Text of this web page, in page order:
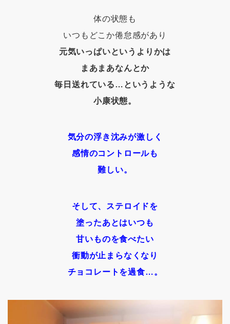
体の状態も
いつもどこか倦怠感があり
元気いっぱいというよりかは
まあまあなんとか
毎日送れている…というような
小康状態。
気分の浮き沈みが激しく
感情のコントロールも
難しい。
そして、ステロイドを
塗ったあとはいつも
甘いものを食べたい
衝動が止まらなくなり
チョコレートを過食…。